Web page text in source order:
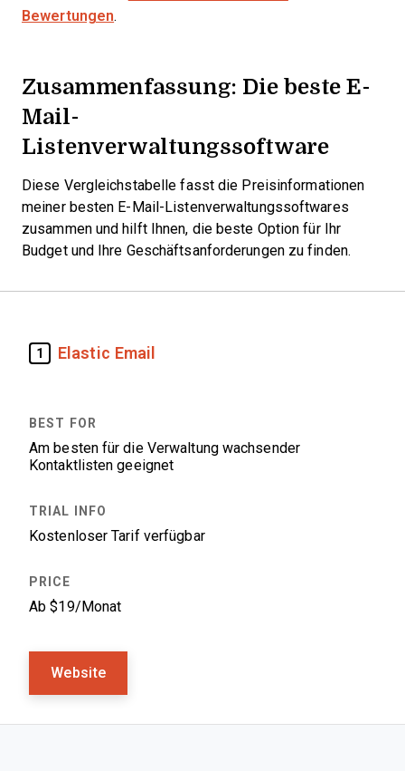
Bewertungen.
Zusammenfassung: Die beste E-
Mail-
Listenverwaltungssoftware
Diese Vergleichstabelle fasst die Preisinformationen
meiner besten E-Mail-Listenverwaltungssoftwares
zusammen und hilft Ihnen, die beste Option für Ihr
Budget und Ihre Geschäftsanforderungen zu finden.
1 Elastic Email
Am besten für die Verwaltung wachsender
Kontaktlisten geeignet
Kostenloser Tarif verfügbar
Ab $19/Monat
Website